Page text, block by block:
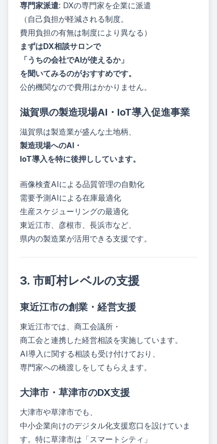
専門家派遣: DXの専門家を企業に派遣
（自己負担が軽減される制度。
費用負担の有無は制度により異なる）
まずはDX相談サロンで
「うちの会社でAIが使えるか」
を聞いてみるのがおすすめです。
公的機関なので費用はかかりません。
滋賀県の製造現場AI・IoT導入促進事業
滋賀県は製造業が盛んな土地柄、
製造現場へのAI・
IoT導入を特に後押ししています。
画像検査AIによる品質管理の自動化
需要予測AIによる在庫最適化
生産スケジューリングの最適化
東近江市、彦根市、長浜市など、
県内の製造業が活用できる支援です。
3. 市町村レベルの支援
東近江市の創業・経営支援
東近江市では、商工会議所・
商工会と連携した経営相談を実施しています。
AI導入に関する相談も受け付けており、
専門家への橋渡しをしてもらえます。
大津市・草津市のDX支援
大津市や草津市でも、
中小企業向けのデジタル化支援窓口を設けていま
す。特に草津市は「スマートシティ」